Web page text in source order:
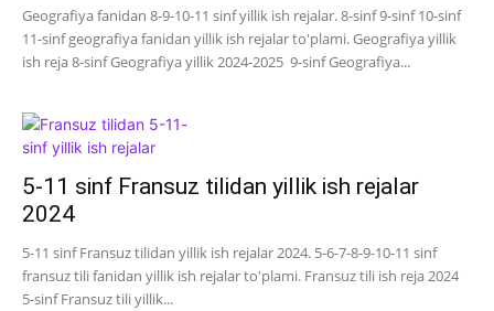
Geografiya fanidan 8-9-10-11 sinf yillik ish rejalar. 8-sinf 9-sinf 10-sinf
11-sinf geografiya fanidan yillik ish rejalar to'plami. Geografiya yillik
ish reja 8-sinf Geografiya yillik 2024-2025 9-sinf Geografiya...
5-11 sinf Fransuz tilidan yillik ish rejalar
2024
5-11 sinf Fransuz tilidan yillik ish rejalar 2024. 5-6-7-8-9-10-11 sinf
fransuz tili fanidan yillik ish rejalar to'plami. Fransuz tili ish reja 2024
5-sinf Fransuz tili yillik...